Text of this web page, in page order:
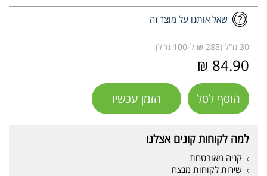
שאל אותנו על מוצר זה
30 מ"ל (283 ₪ ל-100 מ"ל)
84.90 ₪
הוסף לסל הזמן עכשיו
למה לקוחות קונים אצלנו
קניה מאובטחת
שירות לקוחות מנצח